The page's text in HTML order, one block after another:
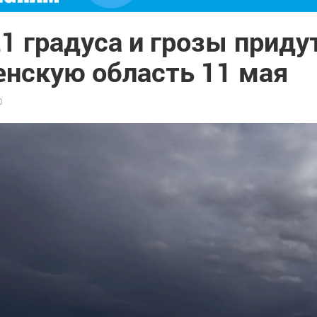
градуса и грозы
область 11 мая